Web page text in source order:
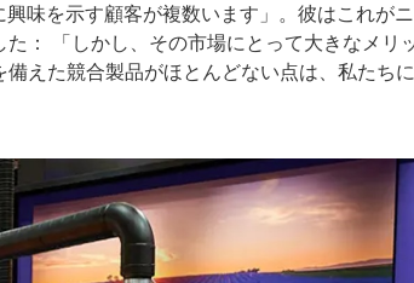
味を示す顧客が複数います」
。 彼はこれが
： 「しかし、その市場にとって大きなメリ
えた競合製品がほとんどない点は、私たち